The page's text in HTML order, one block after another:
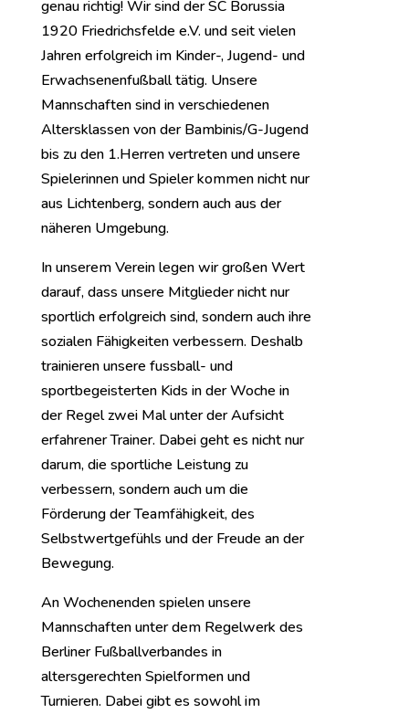
genau richtig! Wir sind der SC Borussia
1920 Friedrichsfelde e.V. und seit vielen
Jahren erfolgreich im Kinder-, Jugend- und
Erwachsenenfußball tätig. Unsere
Mannschaften sind in verschiedenen
Altersklassen von der Bambinis/G-Jugend
bis zu den 1.Herren vertreten und unsere
Spielerinnen und Spieler kommen nicht nur
aus Lichtenberg, sondern auch aus der
näheren Umgebung.
In unserem Verein legen wir großen Wert
darauf, dass unsere Mitglieder nicht nur
sportlich erfolgreich sind, sondern auch ihre
sozialen Fähigkeiten verbessern. Deshalb
trainieren unsere fussball- und
sportbegeisterten Kids in der Woche in
der Regel zwei Mal unter der Aufsicht
erfahrener Trainer. Dabei geht es nicht nur
darum, die sportliche Leistung zu
verbessern, sondern auch um die
Förderung der Teamfähigkeit, des
Selbstwertgefühls und der Freude an der
Bewegung.
An Wochenenden spielen unsere
Mannschaften unter dem Regelwerk des
Berliner Fußballverbandes in
altersgerechten Spielformen und
Turnieren. Dabei gibt es sowohl im